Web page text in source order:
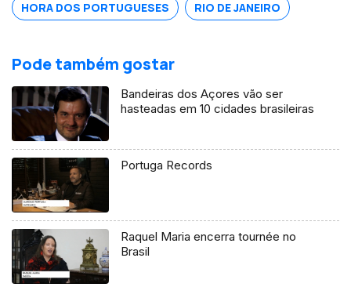
palácio, e sobre o cãozinho Tito, o
príncipe do palácio, como ela o chama.
HORA DOS PORTUGUESES RIO DE JANEIRO
Pode também gostar
Bandeiras dos Açores vão ser
hasteadas em 10 cidades brasileiras
Portuga Records
Raquel Maria encerra tournée no
Brasil